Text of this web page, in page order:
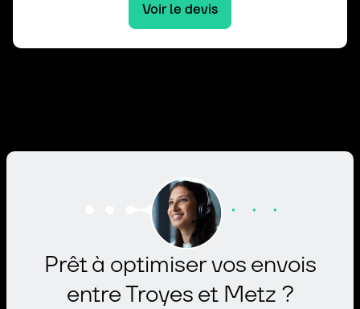
Voir le devis
Prêt à optimiser vos envois
entre Troyes et Metz ?